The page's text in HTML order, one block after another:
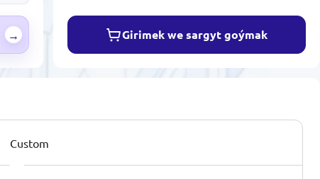
→ Girimek we sargyt goýmak
Custom